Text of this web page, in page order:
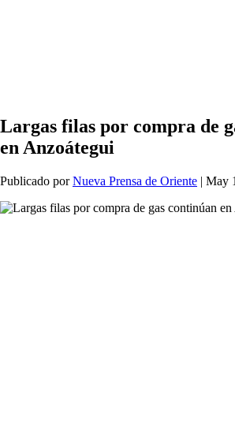
Largas filas por compra de
en Anzoátegui
Publicado porNueva Prensa de Oriente | May